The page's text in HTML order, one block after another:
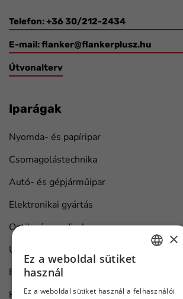
Telefon: +36 30/212-2434
E-mail:flanker@flankerplusz.hu
Útvonalterv
Iparágak
Nyomda- és papíripar
Csomagolástechnika
Autó- és gépjárműipar
Elektronikai gyártás
Optika és medical
Univerzális ipari megoldások
Bútorgyártás
Hajó karbantartás
×
Ez a weboldal sütiket
használ
Ez a weboldal sütiket használ a felhasználói